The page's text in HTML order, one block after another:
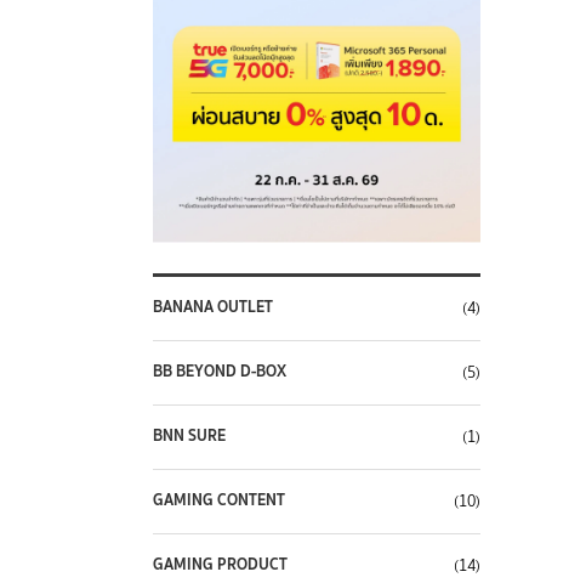
BANANA OUTLET (4)
BB BEYOND D-BOX (5)
BNN SURE (1)
GAMING CONTENT (10)
GAMING PRODUCT (14)